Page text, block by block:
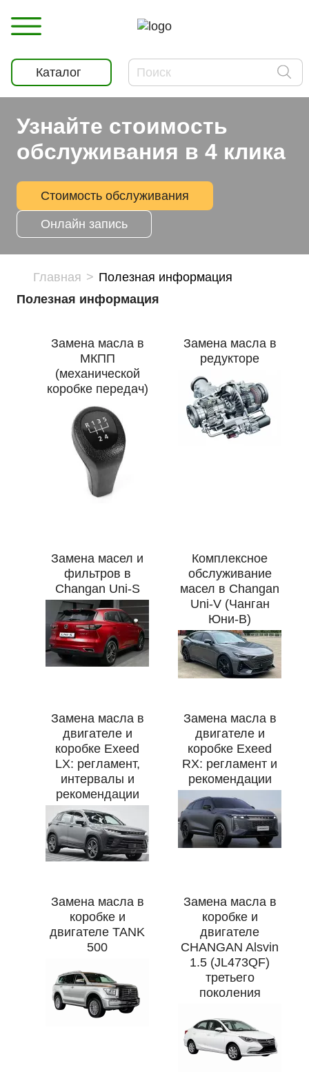
Каталог
Узнайте стоимость
обслуживания в 4 клика
Стоимость обслуживания
Онлайн запись
Главная
Полезная информация
Полезная информация
Замена масла в
МКПП
(механической
коробке передач)
Замена масла в
редукторе
Замена масел и
фильтров в
Changan Uni-S
Комплексное
обслуживание
масел в Changan
Uni-V (Чанган
Юни-В)
Замена масла в
двигателе и
коробке Exeed
LX: регламент,
интервалы и
рекомендации
Замена масла в
двигателе и
коробке Exeed
RX: регламент и
рекомендации
Замена масла в
коробке и
двигателе TANK
500
Замена масла в
коробке и
двигателе
CHANGAN Alsvin
1.5 (JL473QF)
третьего
поколения